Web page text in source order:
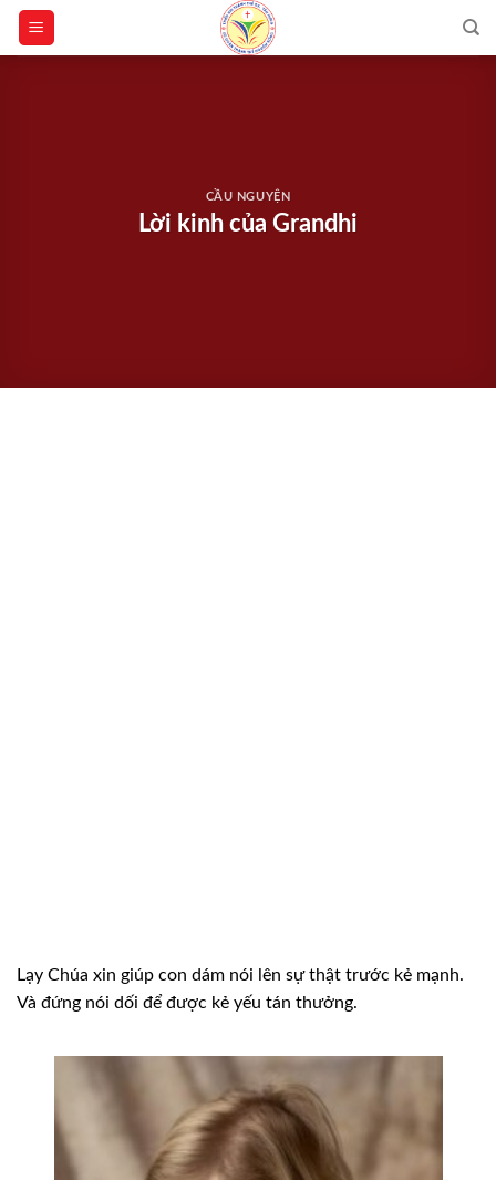
Skip
CẦU NGUYỆN
Lời kinh của Grandhi
Lạy Chúa xin giúp con dám nói lên sự thật trước kẻ mạnh.
Và đứng nói dối để được kẻ yếu tán thưởng.